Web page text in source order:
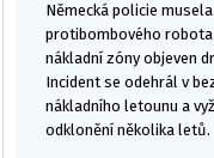
Německá policie
protibombového
nákladní zóny objeven
Incident se odehrál v
nákladního letounu a
odklonění několika letů.